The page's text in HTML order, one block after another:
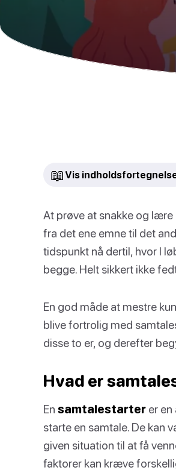
📖 Vis
At prøve at snakke og lære
fra det ene emne til det
tidspunkt nå dertil, hvor I
begge. Helt sikkert ikke
En god måde at mestre
blive fortrolig med
disse to er, og derefter
Hvad er
En samtalestarter er
starte en samtale. De kan
given situation til at få
faktorer kan kræve